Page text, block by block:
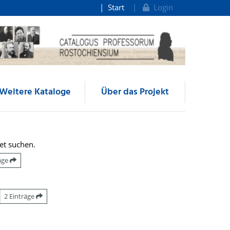
Start Login
Kataloge Über das Projekt
suchen.
2 Einträge